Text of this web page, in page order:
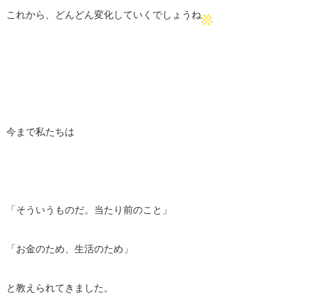
これから、どんどん変化していくでしょうね
今まで私たちは
「そういうものだ。当たり前のこと」
「お金のため、生活のため」
と教えられてきました。